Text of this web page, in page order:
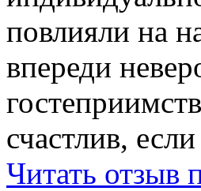
повлияли на
впереди
счастлив,
Читать отзыв